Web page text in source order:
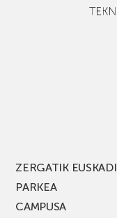
ZERGATIK EUSKADI
PARKEA
CAMPUSA